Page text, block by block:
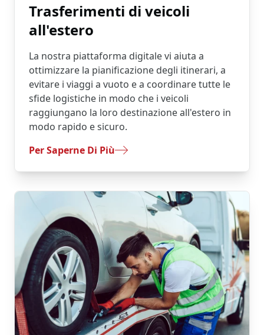
Trasferimenti di veicoli
all'estero
La nostra piattaforma digitale vi aiuta a
ottimizzare la pianificazione degli itinerari, a
evitare i viaggi a vuoto e a coordinare tutte le
sfide logistiche in modo che i veicoli
raggiungano la loro destinazione all'estero in
modo rapido e sicuro.
Per Saperne Di Più
- Trasferimenti Di Veicoli All'estero